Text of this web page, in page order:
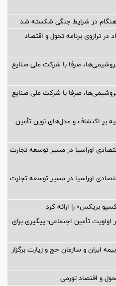
هنگام در شرایط جنگی شکسته شد
ترازوی برنامه تحول و اقتصاد
صرفا با شرکت ملی صنایع
صرفا با شرکت ملی صنایع
بر اکتشاف و مدل‌های نوین تأمین
اوراسیا در مسیر توسعه تجارت
اوراسیا در مسیر توسعه تجارت
بریکس» را ارائه کرد
تأمین اجتماعی؛ پیگیری برای
ایران و سازمان حج و زیارت برگزار
و اقتصاد تورمی